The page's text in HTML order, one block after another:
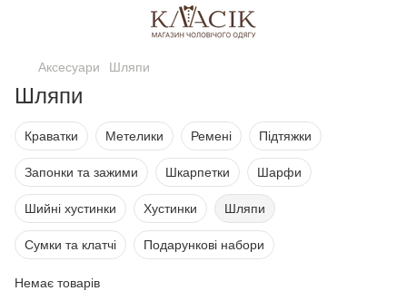
Аксесуари Шляпи
Шляпи
Краватки Метелики Ремені Підтяжки
Запонки та зажими Шкарпетки Шарфи
Шийні хустинки Хустинки Шляпи
Сумки та клатчі Подарункові набори
Немає товарів